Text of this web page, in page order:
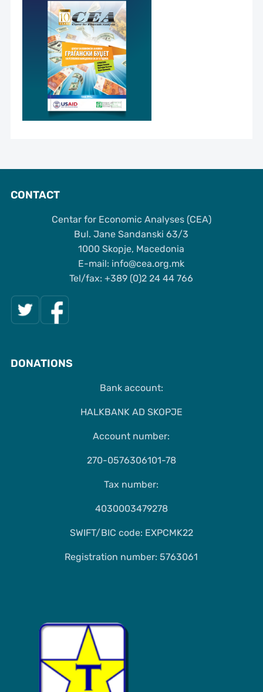
CONTACT
Centar for Economic Analyses (CEA)
Bul. Jane Sandanski 63/3
1000 Skopje, Macedonia
Е-mail: info@cea.org.mk
Tel/fax: +389 (0)2 24 44 766
DONATIONS
Bank account:
HALKBANK AD SKOPJE
Account number:
270-0576306101-78
Tax number:
4030003479278
SWIFT/BIC code: EXPCMK22
Registration number: 5763061